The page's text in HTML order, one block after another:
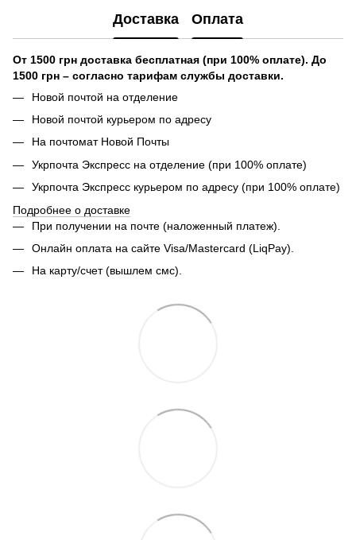
Доставка Оплата
От 1500 грн доставка бесплатная (при 100% оплате). До
1500 грн – согласно тарифам службы доставки.
Новой почтой на отделение
Новой почтой курьером по адресу
На почтомат Новой Почты
Укрпочта Экспресс на отделение (при 100% оплате)
Укрпочта Экспресс курьером по адресу (при 100% оплате)
Подробнее о доставке
При получении на почте (наложенный платеж).
Онлайн оплата на сайте Visa/Mastercard (LiqPay).
На карту/счет (вышлем смс).